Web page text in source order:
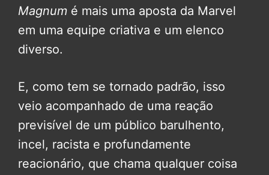
Magnum é mais uma aposta da Marvel
em uma equipe criativa e um elenco
diverso.
E, como tem se tornado padrão, isso
veio acompanhado de uma reação
previsível de um público barulhento,
incel, racista e profundamente
reacionário, que chama qualquer coisa